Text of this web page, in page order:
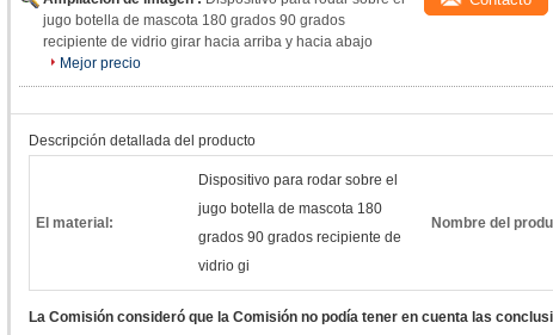
jugo botella de mascota 180 grados 90 grados
recipiente de vidrio girar hacia arriba y hacia abajo
Mejor precio
Descripción detallada del producto
El material:
Dispositivo para rodar sobre el
jugo botella de mascota 180
grados 90 grados recipiente de
vidrio gi
Nombre del
La Comisión consideró que la Comisión no podía tener en cuenta las